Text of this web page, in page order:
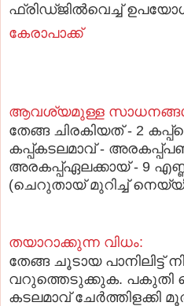
ഫ്രിഡ്ജില്‍വെച്ച്
കേരാപാക്ക്
ആവശ്യമുള്ള
തേങ്ങ ചിരകിയത് - 2 കപ്പ്
കപ്പ്കടലമാവ് - അരകപ്പ്
അരകപ്പ്ഏലക്കായ് - 9
(ചെറുതായ് മുറിച്ച്
തയാറാക്കുന്ന വിധം:
തേങ്ങ ചൂടായ പാനിലിട്ട്
വറുത്തെടുക്കുക. പകുതി
കടലമാവ് ചേര്‍ത്തിളക്കി